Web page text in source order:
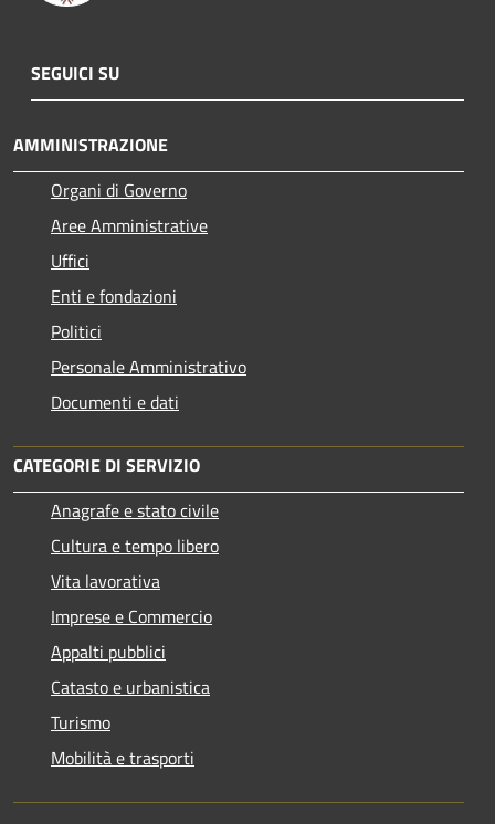
SEGUICI SU
AMMINISTRAZIONE
Organi di Governo
Aree Amministrative
Uffici
Enti e fondazioni
Politici
Personale Amministrativo
Documenti e dati
CATEGORIE DI SERVIZIO
Anagrafe e stato civile
Cultura e tempo libero
Vita lavorativa
Imprese e Commercio
Appalti pubblici
Catasto e urbanistica
Turismo
Mobilità e trasporti